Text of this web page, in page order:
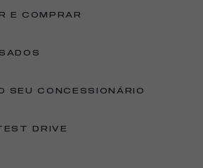
E COMPRAR
SEU CONCESSIONÁRIO
DRIVE